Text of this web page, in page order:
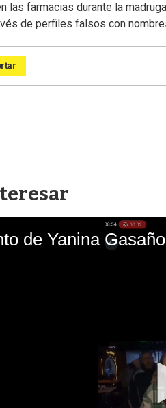
las farmacias durante la
de perfiles falsos con